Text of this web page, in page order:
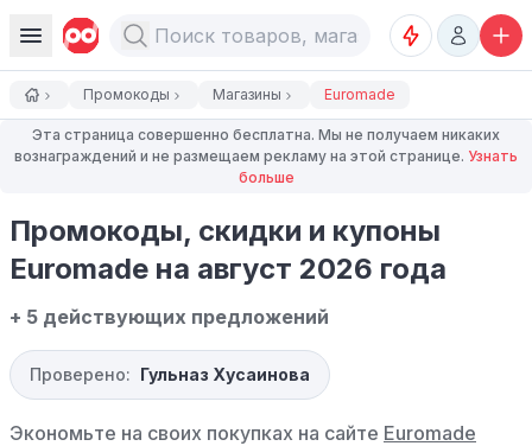
Промокоды Магазины Euromade
Эта страница совершенно бесплатна. Мы не получаем никаких
вознаграждений и не размещаем рекламу на этой странице. Узнать
больше
Промокоды, скидки и купоны
Euromade на август 2026 года
+ 5 действующих предложений
Проверено: Гульназ Хусаинова
Экономьте на своих покупках на сайте Euromade